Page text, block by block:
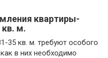
квартиры-
м.
35 кв. м. требуют особого
в них необходимо